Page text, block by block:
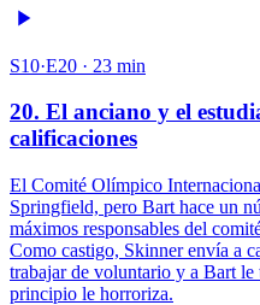
S10·E20 · 23 min
20. El anciano y el
calificaciones
El Comité Olímpico
Springfield, pero Bart hace un
máximos responsables del
Como castigo, Skinner envía a
trabajar de voluntario y a Bart
principio le horroriza.